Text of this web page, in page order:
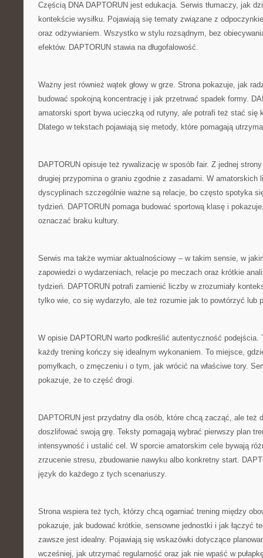
Częścią DNA DAPTORUN jest edukacja. Serwis tłumaczy, jak
kontekście wysiłku. Pojawiają się tematy związane z
oraz odżywianiem. Wszystko w stylu rozsądnym, bez
efektów. DAPTORUN stawia na długofalowość.
Ważny jest również wątek głowy w grze. Strona pokazuje, jak
budować spokojną koncentrację i jak przetrwać spadek formy.
amatorski sport bywa ucieczką od rutyny, ale potrafi też stać się
Dlatego w tekstach pojawiają się metody, które pomagają
DAPTORUN opisuje też rywalizację w sposób fair. Z jednej
drugiej przypomina o graniu zgodnie z zasadami. W amatorskich
dyscyplinach szczególnie ważne są relacje, bo często spotyka
tydzień. DAPTORUN pomaga budować sportową klasę i
oznaczać braku kultury.
Serwis ma także wymiar aktualnościowy – w takim sensie, w
zapowiedzi o wydarzeniach, relacje po meczach oraz krótkie
tydzień. DAPTORUN potrafi zamienić liczby w zrozumiały
tylko wie, co się wydarzyło, ale też rozumie jak to powtórzyć lub
W opisie DAPTORUN warto podkreślić autentyczność
każdy trening kończy się idealnym wykonaniem. To miejsce,
pomyłkach, o zmęczeniu i o tym, jak wrócić na właściwe tory.
pokazuje, że to część drogi.
DAPTORUN jest przydatny dla osób, które chcą zacząć, ale też
doszlifować swoją grę. Teksty pomagają wybrać pierwszy plan
intensywność i ustalić cel. W sporcie amatorskim cele bywają
zrzucenie stresu, zbudowanie nawyku albo konkretny start.
język do każdego z tych scenariuszy.
Strona wspiera też tych, którzy chcą ogarniać trening między
pokazuje, jak budować krótkie, sensowne jednostki i jak łączyć
zawsze jest idealny. Pojawiają się wskazówki dotyczące
wcześniej, jak utrzymać regularność oraz jak nie wpaść w